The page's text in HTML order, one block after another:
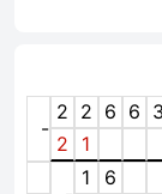
-
2 2 6 6 3
2
1
1
6